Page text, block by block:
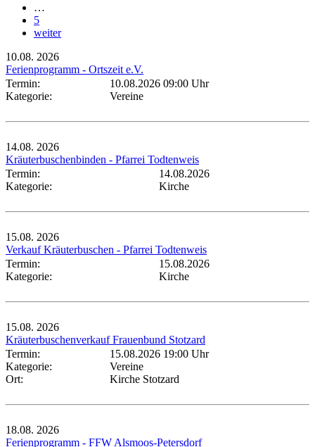
…
5
weiter
10.08. 2026
Ferienprogramm - Ortszeit e.V.
Termin:
10.08.2026 09:00 Uhr
Kategorie:
Vereine
14.08. 2026
Kräuterbuschenbinden - Pfarrei Todtenweis
Termin:
14.08.2026
Kategorie:
Kirche
15.08. 2026
Verkauf Kräuterbuschen - Pfarrei Todtenweis
Termin:
15.08.2026
Kategorie:
Kirche
15.08. 2026
Kräuterbuschenverkauf Frauenbund Stotzard
Termin:
15.08.2026 19:00 Uhr
Kategorie:
Vereine
Ort:
Kirche Stotzard
18.08. 2026
Ferienprogramm - FFW Alsmoos-Petersdorf